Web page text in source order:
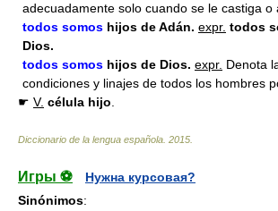
adecuadamente solo cuando se le castiga o
todos somos hijos de Adán. expr. todos
Dios.
todos somos hijos de Dios. expr. Denota
condiciones y linajes de todos los hombres
☛ V. célula hijo
Diccionario de la lengua española 2015
Игры ⚽
Нужна курсовая?
Sinónimos: